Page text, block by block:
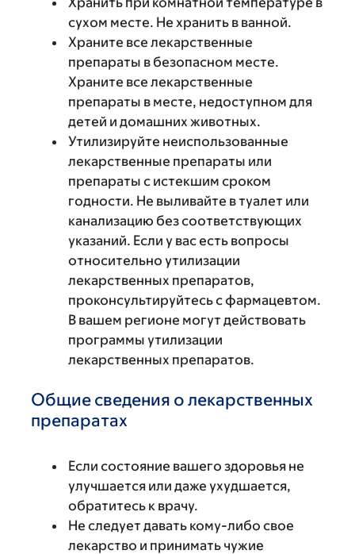
сухом месте. Не хранить в ванной.
Храните все лекарственные
препараты в безопасном месте.
Храните все лекарственные
препараты в месте, недоступном для
детей и домашних животных.
Утилизируйте неиспользованные
лекарственные препараты или
препараты с истекшим сроком
годности. Не выливайте в туалет или
канализацию без соответствующих
указаний. Если у вас есть вопросы
относительно утилизации
лекарственных препаратов,
проконсультируйтесь с фармацевтом.
В вашем регионе могут действовать
программы утилизации
лекарственных препаратов.
Общие сведения о лекарственных
препаратах
Если состояние вашего здоровья не
улучшается или даже ухудшается,
обратитесь к врачу.
Не следует давать кому-либо свое
лекарство и принимать чужие